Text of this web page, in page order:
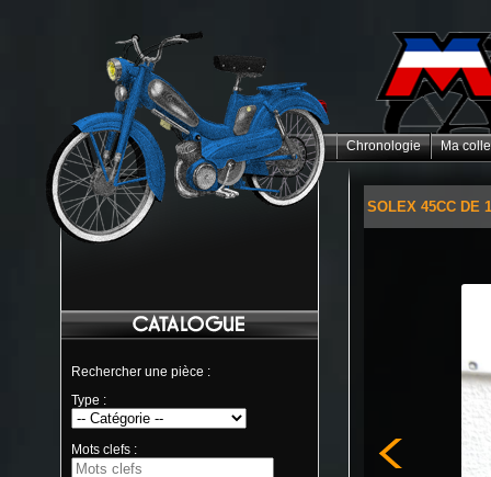
Rechercher une pièce :
Type :
Mots clefs :
Chronologie Ma
SOLEX 45CC DE